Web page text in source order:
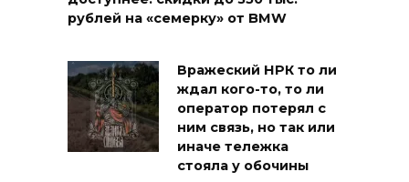
рублей на «семерку» от BMW
Вражеский НРК то ли
ждал кого-то, то ли
оператор потерял с
ним связь, но так или
иначе тележка
стояла у обочины